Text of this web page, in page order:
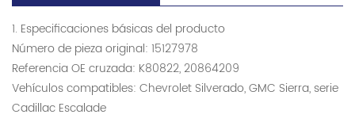
1. Especificaciones básicas del producto
Número de pieza original: 15127978
Referencia OE cruzada: K80822, 20864209
Vehículos compatibles: Chevrolet Silverado, GMC Sierra, serie
Cadillac Escalade